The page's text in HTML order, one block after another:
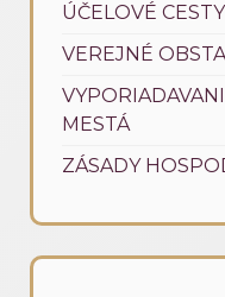
ÚČELOVÉ
VEREJNÉ
MESTÁ
ZÁSADY